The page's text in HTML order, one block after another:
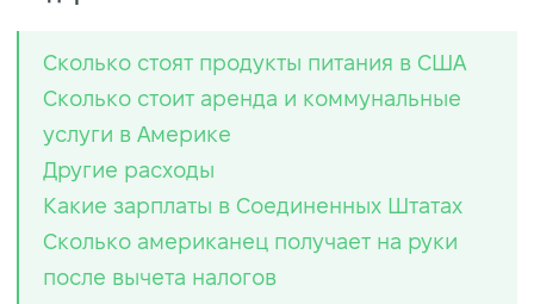
Сколько стоят продукты питания в США
Сколько стоит аренда и коммунальные
услуги в Америке
Другие расходы
Какие зарплаты в Соединенных Штатах
Сколько американец получает на руки
после вычета налогов